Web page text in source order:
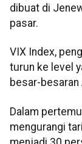
dibuat di
pasar.
VIX Index,
turun ke level
besar-besaran
Dalam
mengurangi